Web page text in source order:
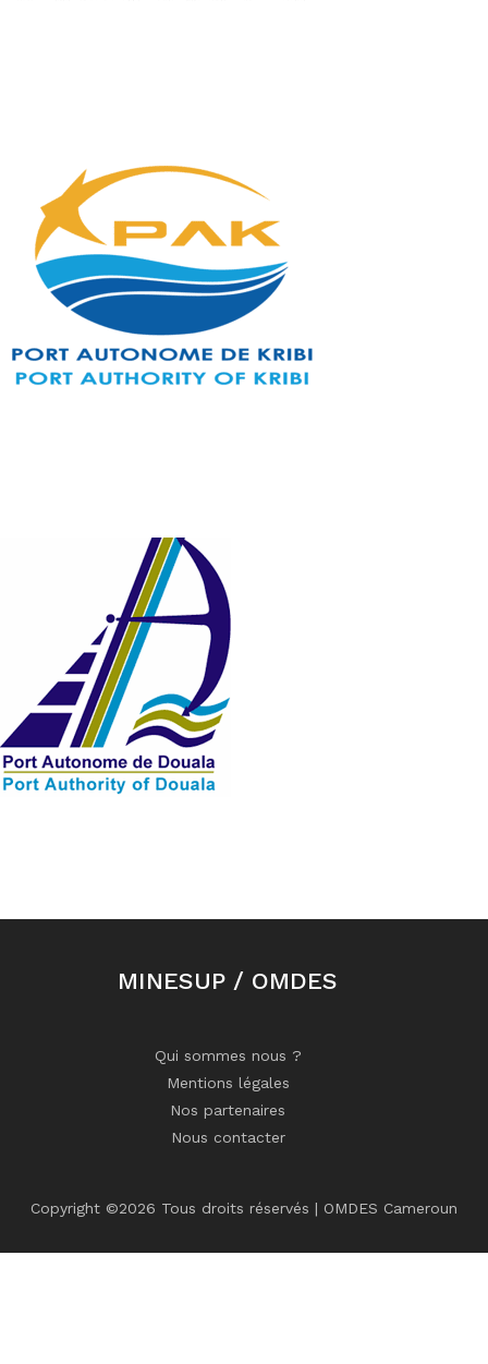
MINESUP / OMDES
Qui sommes nous ?
Mentions légales
Nos partenaires
Nous contacter
Copyright ©2026 Tous droits réservés | OMDES Cameroun